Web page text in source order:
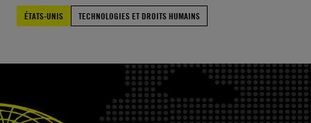
ÉTATS-UNIS
TECHNOLOGIES ET DROITS HUMAINS